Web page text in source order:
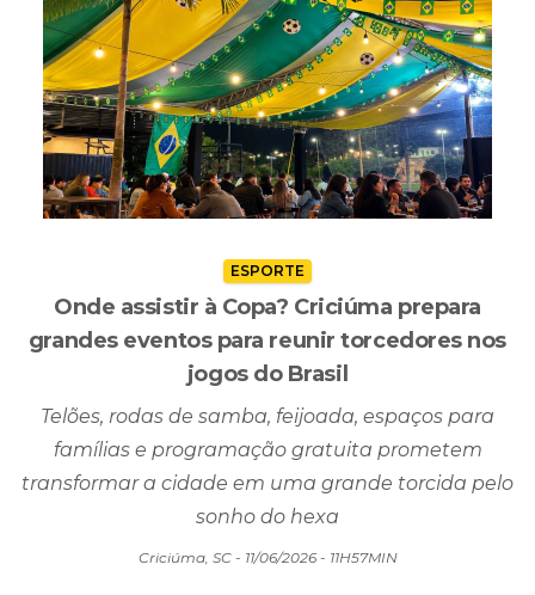
ESPORTE
Onde assistir à Copa? Criciúma prepara
grandes eventos para reunir torcedores nos
jogos do Brasil
Telões, rodas de samba, feijoada, espaços para
famílias e programação gratuita prometem
transformar a cidade em uma grande torcida pelo
sonho do hexa
Criciúma, SC - 11/06/2026 - 11H57MIN